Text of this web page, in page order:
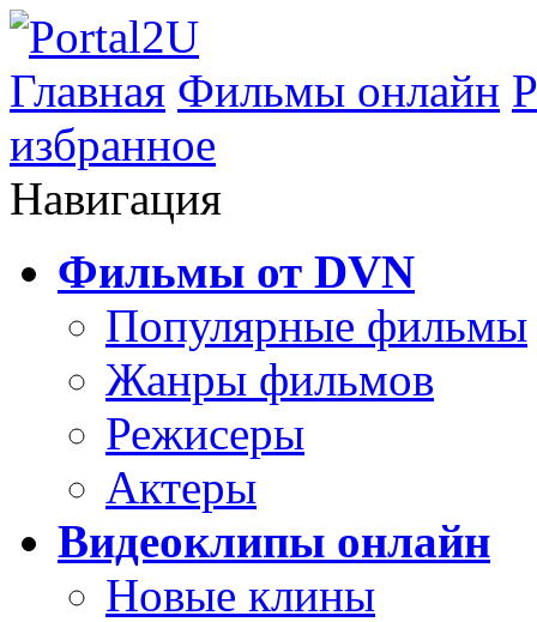
Главная Фильмы онлайн
избранное
Навигация
Фильмы от DVN
Популярные фильмы
Жанры фильмов
Режисеры
Актеры
Видеоклипы онлайн
Новые клины